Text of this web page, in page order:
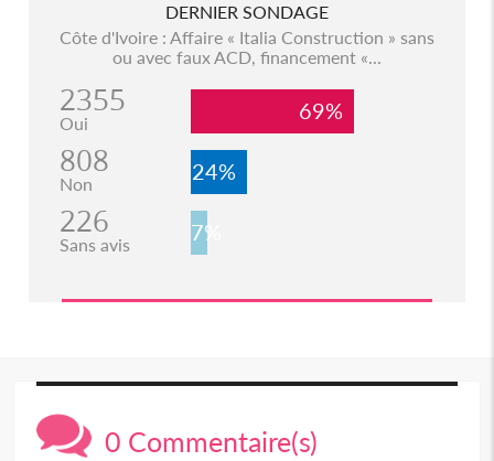
DERNIER SONDAGE
Côte d'Ivoire : Affaire « Italia Construction » sans
ou avec faux ACD, financement «...
2355
Oui 69%
808
Non 24%
226
Sans avis 7%
0 Commentaire(s)